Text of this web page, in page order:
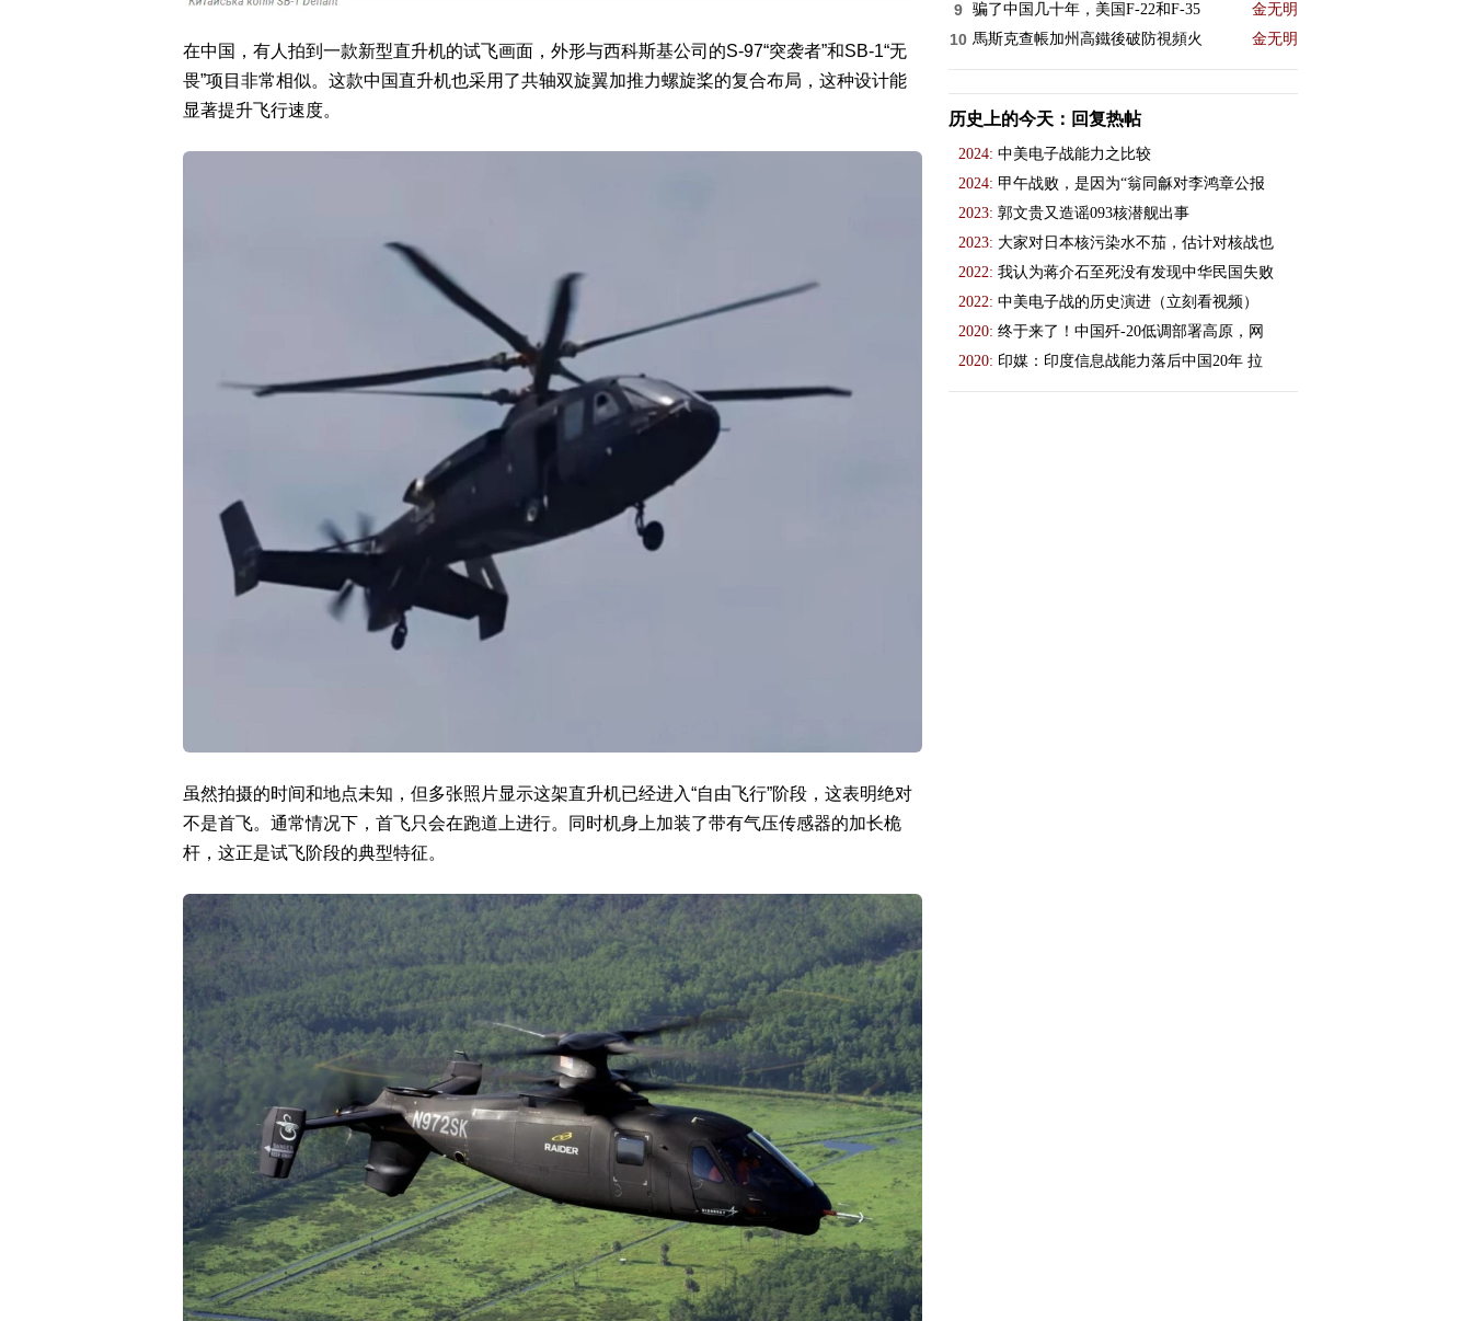
在中国，有人拍到一款新型直升机的试飞画面，外形与西科斯基公司的S-97“突袭者”和SB-1“无
畏”项目非常相似。这款中国直升机也采用了共轴双旋翼加推力螺旋桨的复合布局，这种设计能
显著提升飞行速度。
虽然拍摄的时间和地点未知，但多张照片显示这架直升机已经进入“自由飞行”阶段，这表明绝对
不是首飞。通常情况下，首飞只会在跑道上进行。同时机身上加装了带有气压传感器的加长桅
杆，这正是试飞阶段的典型特征。
9 骗了中国几十年，美国F-22和F-35 金无明
10 馬斯克查帳加州高鐵後破防視頻火 金无明
历史上的今天：回复热帖
2024: 中美电子战能力之比较
2024: 甲午战败，是因为“翁同龢对李鸿章公报
2023: 郭文贵又造谣093核潜舰出事
2023: 大家对日本核污染水不茄，估计对核战也
2022: 我认为蒋介石至死没有发现中华民国失败
2022: 中美电子战的历史演进（立刻看视频）
2020: 终于来了！中国歼-20低调部署高原，网
2020: 印媒：印度信息战能力落后中国20年 拉